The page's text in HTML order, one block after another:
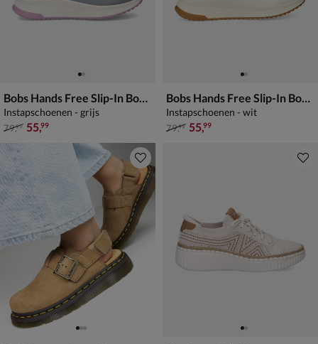
Bobs Hands Free Slip-In Bobs Squad
Instapschoenen - grijs
van € 79,99 voor € 55,99
79,99 55,99
Bobs Hands Free Slip-In Bobs Squad
Instapschoenen - wit
van € 79,99 voor € 55,99
79,99 55,99